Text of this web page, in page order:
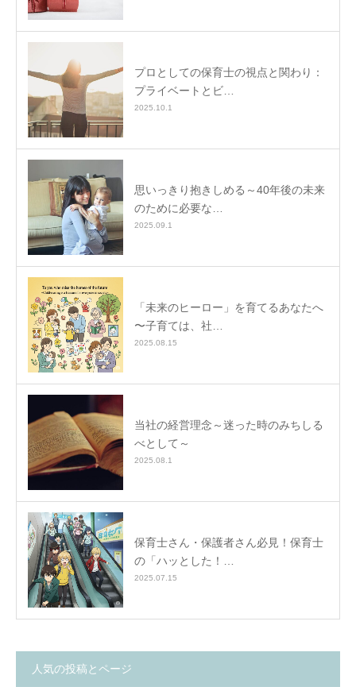
プロとしての保育士の視点と関わり：
プライベートとビ…
2025.10.1
思いっきり抱きしめる～40年後の未来
のために必要な…
2025.09.1
「未来のヒーロー」を育てるあなたへ
〜子育ては、社…
2025.08.15
当社の経営理念～迷った時のみちしる
べとして～
2025.08.1
保育士さん・保護者さん必見！保育士
の「ハッとした！…
2025.07.15
人気の投稿とページ